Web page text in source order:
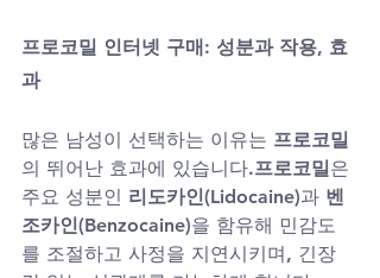
프로코밀 인터넷 구매: 성분과 작용, 효
과
많은 남성이 선택하는 이유는 프로코밀
의 뛰어난 효과에 있습니다.프로코밀은
주요 성분인 리도카인(Lidocaine)과 벤
조카인(Benzocaine)을 함유해 민감도
를 조절하고 사정을 지연시키며, 긴장